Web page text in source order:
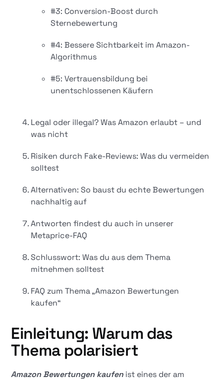
#3: Conversion-Boost durch
Sternebewertung
#4: Bessere Sichtbarkeit im Amazon-
Algorithmus
#5: Vertrauensbildung bei
unentschlossenen Käufern
Legal oder illegal? Was Amazon erlaubt – und
was nicht
Risiken durch Fake-Reviews: Was du vermeiden
solltest
Alternativen: So baust du echte Bewertungen
nachhaltig auf
Antworten findest du auch in unserer
Metaprice-FAQ
Schlusswort: Was du aus dem Thema
mitnehmen solltest
FAQ zum Thema „Amazon Bewertungen
kaufen“
Einleitung: Warum das
Thema polarisiert
Amazon Bewertungen kaufen ist eines der am